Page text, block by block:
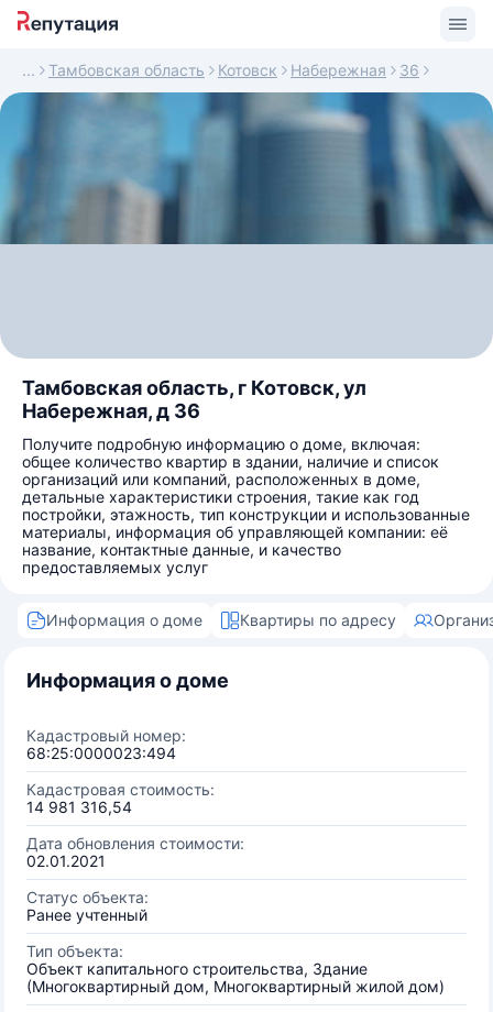
Тамбовская область Котовск Набережная 36
Тамбовская область, г Котовск, ул
Набережная, д 36
Получите подробную информацию о доме, включая:
общее количество квартир в здании, наличие и список
организаций или компаний, расположенных в доме,
детальные характеристики строения, такие как год
постройки, этажность, тип конструкции и использованные
материалы, информация об управляющей компании: её
название, контактные данные, и качество
предоставляемых услуг
Информация о доме Квартиры по адресу
Информация о доме
Кадастровый номер:
68:25:0000023:494
Кадастровая стоимость:
14 981 316,54
Дата обновления стоимости:
02.01.2021
Статус объекта:
Ранее учтенный
Тип объекта:
Объект капитального строительства, Здание
(Многоквартирный дом, Многоквартирный жилой дом)